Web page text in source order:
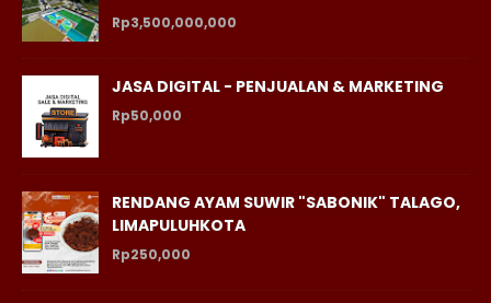
Rp3,500,000,000
JASA DIGITAL - PENJUALAN & MARKETING
Rp50,000
RENDANG AYAM SUWIR "SABONIK" TALAGO,
LIMAPULUHKOTA
Rp250,000